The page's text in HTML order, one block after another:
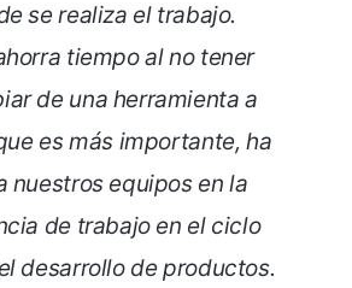
se realiza el trabajo.
tiempo al no tener
de una herramienta a
es más importante, ha
nuestros equipos en la
de trabajo en el ciclo
desarrollo de productos.